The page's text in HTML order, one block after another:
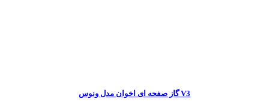
گاز صفحه ای اخوان مدل ونوس V3